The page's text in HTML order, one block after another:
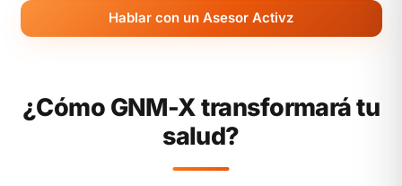
Hablar con un Asesor Activz
¿Cómo GNM-X transformará tu
salud?